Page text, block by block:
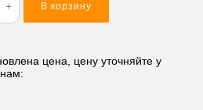
В корзину
цена, цену уточняйте у